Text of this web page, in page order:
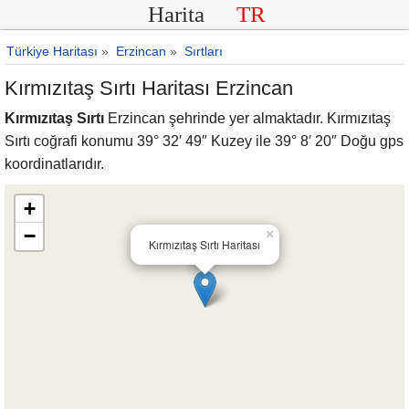
Harita TR
Türkiye Haritası » Erzincan » Sırtları
Kırmızıtaş Sırtı Haritası Erzincan
Kırmızıtaş Sırtı Erzincan şehrinde yer almaktadır. Kırmızıtaş
Sırtı coğrafi konumu 39° 32′ 49″ Kuzey ile 39° 8′ 20″ Doğu gps
koordinatlarıdır.
Kırmızıtaş Sırtı Haritası
×
+
−